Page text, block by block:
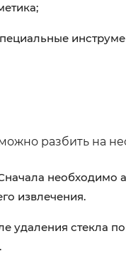
разбить на
необходимо
извлечения.
удаления стекла